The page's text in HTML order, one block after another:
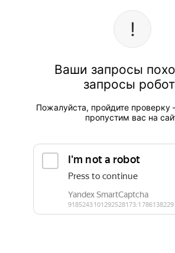
Ваши запросы
запросы
Пожалуйста, пройдите
пропустим вас на